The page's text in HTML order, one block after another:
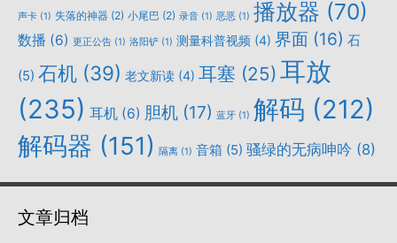
声卡 (1) 失落的神器 (2) 小尾巴 (2) 录音 (1) 恶恶 (1) 播放器 (70)
数播 (6) 更正公告 (1) 洛阳铲 (1) 测量科普视频 (4) 界面 (16) 石
(5) 石机 (39) 老文新读 (4) 耳塞 (25) 耳放
(235) 耳机 (6) 胆机 (17) 蓝牙 (1) 解码 (212)
解码器 (151) 隔离 (1) 音箱 (5) 骚绿的无病呻吟 (8)
文章归档